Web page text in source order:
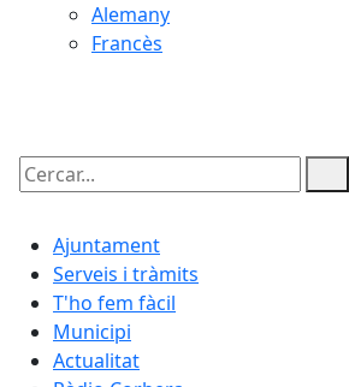
Alemany
Francès
Cercar:
Ajuntament
Serveis i tràmits
T'ho fem fàcil
Municipi
Actualitat